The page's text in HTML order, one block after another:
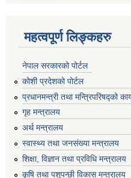
महत्वपूर्ण लिङ्कहरु
नेपाल सरकारको पोर्टल
कोशी प्रदेशको पोर्टल
प्रधानमन्‍त्री तथा मन्‍त्रिपरिषद्को
गृह मन्‍त्रालय
अर्थ मन्त्रालय
स्वास्थ्य तथा जनसंख्या मन्त्रालय
शिक्षा, विज्ञान तथा प्रविधि मन्त्रालय
कृषि तथा पशुपन्छी विकास मन्त्रालय